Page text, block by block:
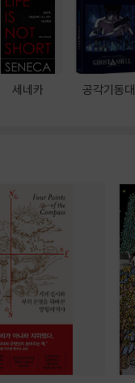
세네카 공각기동대